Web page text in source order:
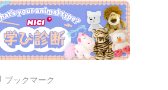
ブックマーク